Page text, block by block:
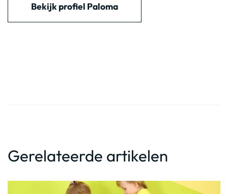
Bekijk profiel Paloma
Gerelateerde artikelen